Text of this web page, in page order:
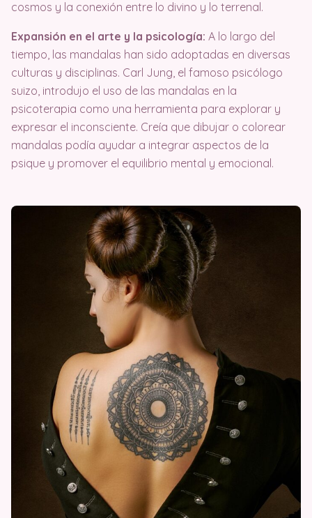
cosmos y la conexión entre lo divino y lo terrenal.
Expansión en el arte y la psicología: A lo largo del
tiempo, las mandalas han sido adoptadas en diversas
culturas y disciplinas. Carl Jung, el famoso psicólogo
suizo, introdujo el uso de las mandalas en la
psicoterapia como una herramienta para explorar y
expresar el inconsciente. Creía que dibujar o colorear
mandalas podía ayudar a integrar aspectos de la
psique y promover el equilibrio mental y emocional.